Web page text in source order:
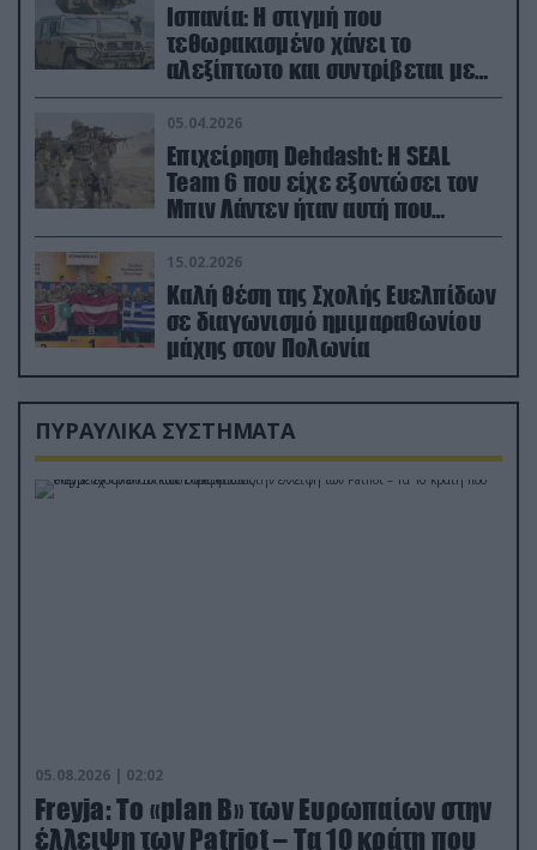
Ισπανία: Η στιγμή που
τεθωρακισμένο χάνει το
αλεξίπτωτο και συντρίβεται με
ορμή στο έδαφος (βίντεο)
05.04.2026
Επιχείρηση Dehdasht: Η SEAL
Team 6 που είχε εξοντώσει τον
Μπιν Λάντεν ήταν αυτή που
διέσωσε τον πιλότο του F-15
15.02.2026
Καλή θέση της Σχολής Ευελπίδων
σε διαγωνισμό ημιμαραθωνίου
μάχης στον Πολωνία
ΠΥΡΑΥΛΙΚΑ ΣΥΣΤΗΜΑΤΑ
05.08.2026 | 02:02
Freyja: Το «plan Β» των Ευρωπαίων στην
έλλειψη των Patriot – Τα 10 κράτη που